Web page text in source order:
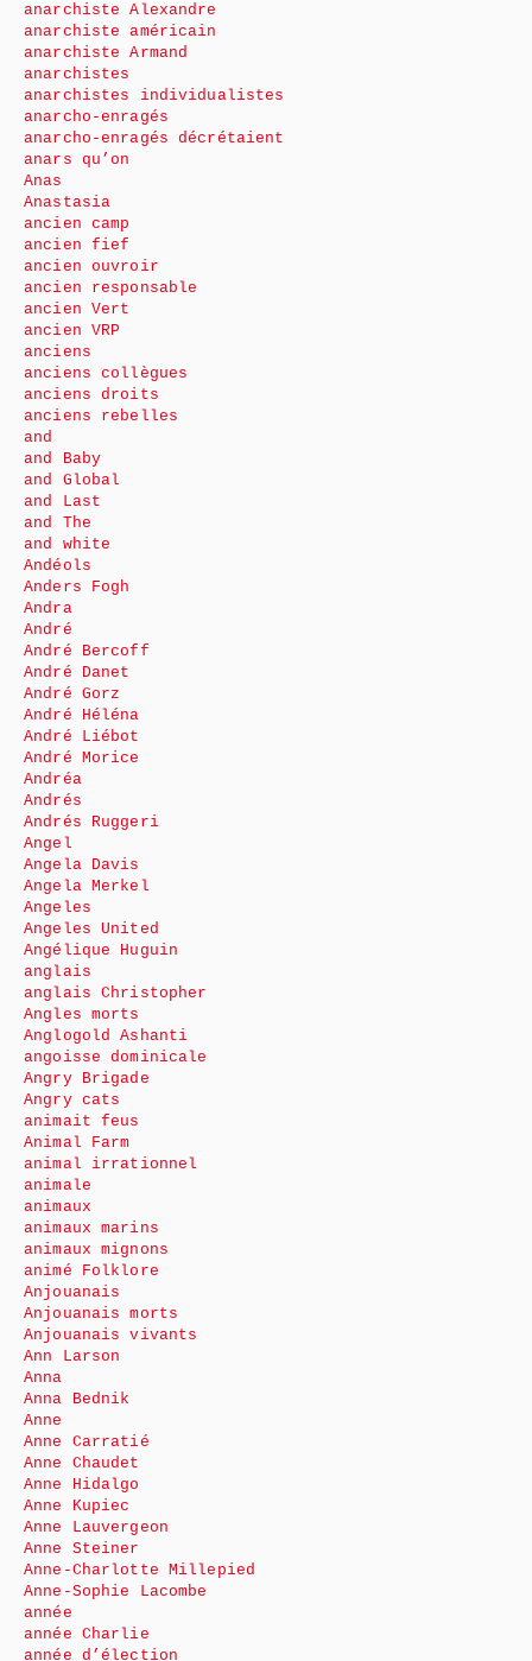
anarchiste Alexandre
anarchiste américain
anarchiste Armand
anarchistes
anarchistes individualistes
anarcho-enragés
anarcho-enragés décrétaient
anars qu’on
Anas
Anastasia
ancien camp
ancien fief
ancien ouvroir
ancien responsable
ancien Vert
ancien VRP
anciens
anciens collègues
anciens droits
anciens rebelles
and
and Baby
and Global
and Last
and The
and white
Andéols
Anders Fogh
Andra
André
André Bercoff
André Danet
André Gorz
André Héléna
André Liébot
André Morice
Andréa
Andrés
Andrés Ruggeri
Angel
Angela Davis
Angela Merkel
Angeles
Angeles United
Angélique Huguin
anglais
anglais Christopher
Angles morts
Anglogold Ashanti
angoisse dominicale
Angry Brigade
Angry cats
animait feus
Animal Farm
animal irrationnel
animale
animaux
animaux marins
animaux mignons
animé Folklore
Anjouanais
Anjouanais morts
Anjouanais vivants
Ann Larson
Anna
Anna Bednik
Anne
Anne Carratié
Anne Chaudet
Anne Hidalgo
Anne Kupiec
Anne Lauvergeon
Anne Steiner
Anne-Charlotte Millepied
Anne-Sophie Lacombe
année
année Charlie
année d’élection